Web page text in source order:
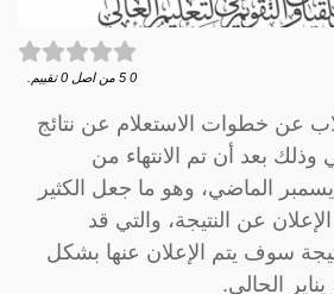
0
5 من اصل 0 تقييم.
عن خطوات الاستعلام عن نتائج
وذلك بعد أن تم الانتهاء من
الماضي، وهو ما جعل الكثير
عن النتيجة، والتي قد
سوف يتم الإعلان عنها بشكل
الحالي.